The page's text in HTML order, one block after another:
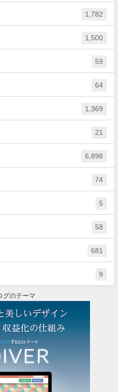
1,782
1,500
59
64
1,369
21
6,898
74
5
58
681
9
グのテーマ